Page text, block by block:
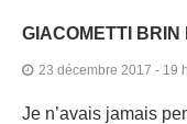
GIACOMETTI BRIN
23 décembre 2017 - 19
Je n’avais jamais